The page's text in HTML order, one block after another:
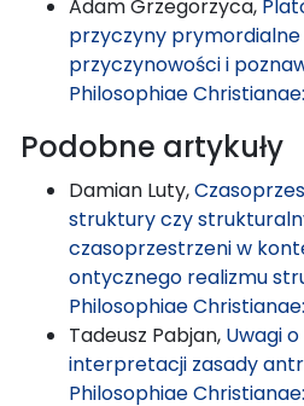
Adam Grzegorzyca,
przyczyny
przyczynowości i
Philosophiae
Podobne artykuły
Damian Luty,
struktury czy
czasoprzestrzeni w
ontycznego realizmu
Philosophiae
Tadeusz Pabjan, Uwagi
interpretacji zasady
Philosophiae